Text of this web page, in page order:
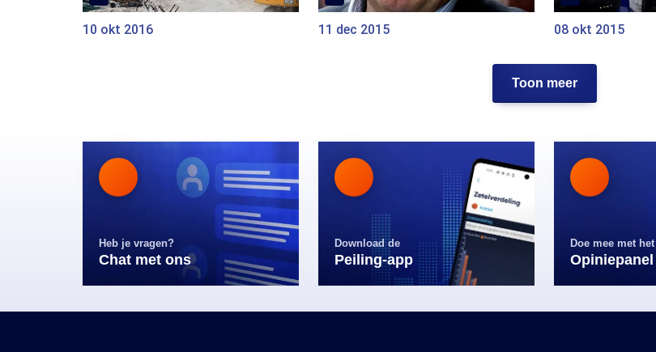
10 okt 2016 11 dec 2015 08 okt 2015
Toon meer
Heb je vragen?
Chat met ons
Download de
Peiling-app
Doe mee met het
Opiniepanel